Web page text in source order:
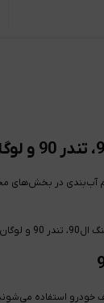
ال90 از قطعات مهم
انتخاب کنید.